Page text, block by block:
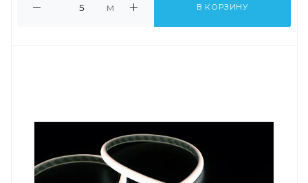
м В КОРЗИНУ